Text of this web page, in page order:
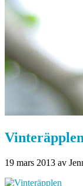
19 mars 2013 av